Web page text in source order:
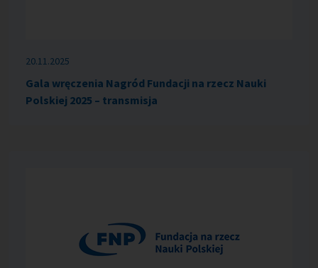
20.11.2025
Gala wręczenia Nagród Fundacji na rzecz Nauki
Polskiej 2025 – transmisja